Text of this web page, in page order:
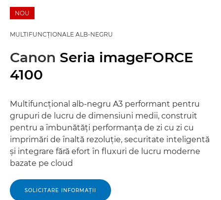
NOU
MULTIFUNCŢIONALE ALB-NEGRU
Canon Seria imageFORCE
4100
Multifuncţional alb-negru A3 performant pentru
grupuri de lucru de dimensiuni medii, construit
pentru a îmbunătăţi performanţa de zi cu zi cu
imprimări de înaltă rezoluţie, securitate inteligentă
şi integrare fără efort în fluxuri de lucru moderne
bazate pe cloud
SOLICITARE INFORMAŢII